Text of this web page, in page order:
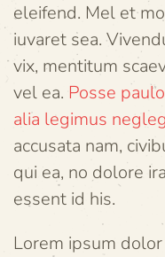
eleifend. Mel et
iuvaret sea.
vix, mentitum
vel ea. Posse
alia legimus
accusata nam,
qui ea, no dolore
essent id his.
Lorem ipsum